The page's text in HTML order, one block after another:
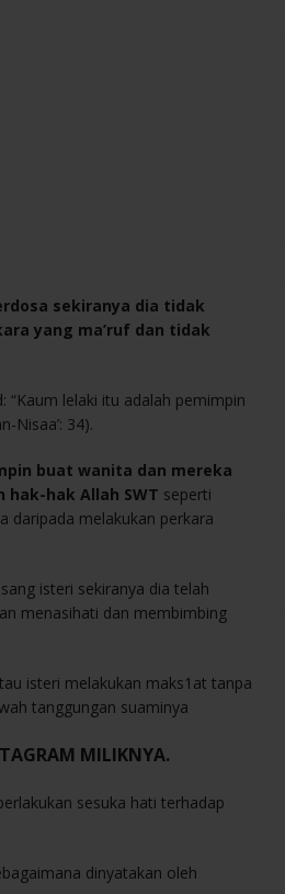
sekiranya dia tidak
yang ma’ruf dan tidak
“Kaum lelaki itu adalah pemimpin
Nisaa’: 34).
buat wanita dan mereka
hak Allah SWT seperti
daripada melakukan perkara
isteri sekiranya dia telah
menasihati dan membimbing
isteri melakukan maks1at tanpa
tanggungan suaminya
MILIKNYA.
sesuka hati terhadap
dinyatakan oleh